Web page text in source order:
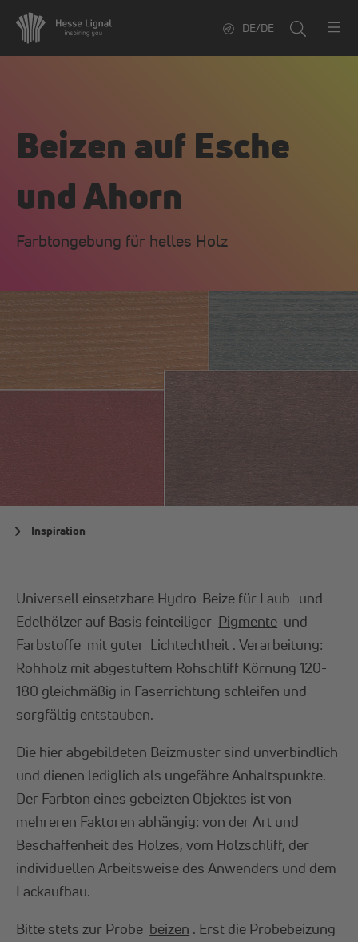
DE/DE
Beizen auf Esche
und Ahorn
Farbtongebung für helles Holz
Inspiration
Universell einsetzbare Hydro-Beize für Laub- und
Edelhölzer auf Basis feinteiliger Pigmente und
Farbstoffe mit guter Lichtechtheit . Verarbeitung:
Rohholz mit abgestuftem Rohschliff Körnung 120-
180 gleichmäßig in Faserrichtung schleifen und
sorgfältig entstauben.
Die hier abgebildeten Beizmuster sind unverbindlich
und dienen lediglich als ungefähre Anhaltspunkte.
Der Farbton eines gebeizten Objektes ist von
mehreren Faktoren abhängig: von der Art und
Beschaffenheit des Holzes, vom Holzschliff, der
individuellen Arbeitsweise des Anwenders und dem
Lackaufbau.
Bitte stets zur Probe beizen . Erst die Probebeizung